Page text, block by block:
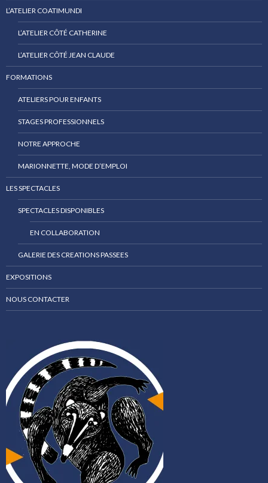
L’ATELIER COATIMUNDI
L’ATELIER CÔTÉ CATHERINE
L’ATELIER CÔTÉ JEAN CLAUDE
FORMATIONS
ATELIERS POUR ENFANTS
STAGES PROFESSIONNELS
NOTRE APPROCHE
MARIONNETTE, MODE D’EMPLOI
LES SPECTACLES
SPECTACLES DISPONIBLES
EN COLLABORATION
GALERIE DES CREATIONS PASSEES
EXPOSITIONS
NOUS CONTACTER